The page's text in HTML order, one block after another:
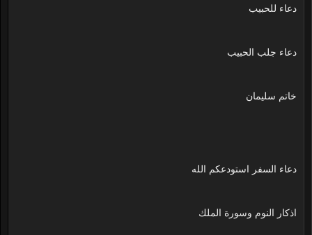
دعاء للحبيب
دعاء جلب الحبيب
خاتم سليمان
دعاء السفر استودعكم الله
اذكار النوم وسورة الملك